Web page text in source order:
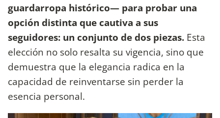
guardarropa histórico— para probar una
opción distinta que cautiva a sus
seguidores: un conjunto de dos piezas. Esta
elección no solo resalta su vigencia, sino que
demuestra que la elegancia radica en la
capacidad de reinventarse sin perder la
esencia personal.